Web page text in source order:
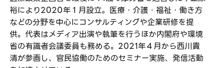
裕により2020年１月設立。医療・介護・福祉・働き方
などの分野を中心にコンサルティングや企業研修を提
供。代表はメディア出演や執筆を行うほか内閣府や環境
省の有識者会議委員も務める。2021年４月から西川貴
清が参画し、官民協働のためのセミナー実施、発信活動